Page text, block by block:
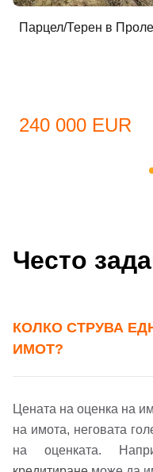
Добре
Парцел/Терен в
240 000 EUR
Често
КОЛКО СТРУВА
ИМОТ?
Цената на оценка на
на имота, неговата
на оценката.